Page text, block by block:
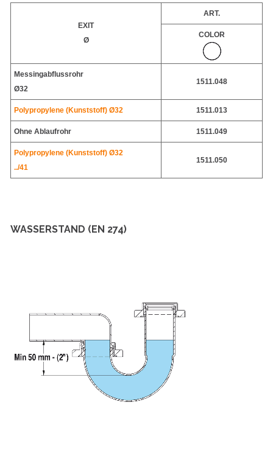
EXIT
Ø
ART.
COLOR
Messingabflussrohr
Ø32
1511.048
Polypropylene (Kunststoff) Ø32 1511.013
Ohne Ablaufrohr 1511.049
Polypropylene (Kunststoff) Ø32
../41
1511.050
WASSERSTAND (EN 274)